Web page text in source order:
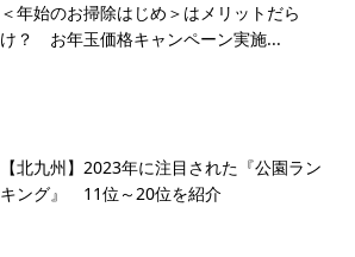
＜年始のお掃除はじめ＞はメリットだら
け？ お年玉価格キャンペーン実施...
【北九州】2023年に注目された『公園ラン
キング』 11位～20位を紹介